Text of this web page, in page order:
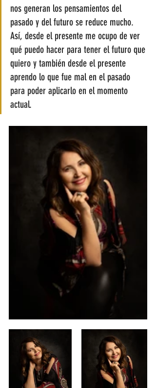
nos generan los pensamientos del
pasado y del futuro se reduce mucho.
Así, desde el presente me ocupo de ver
qué puedo hacer para tener el futuro que
quiero y también desde el presente
aprendo lo que fue mal en el pasado
para poder aplicarlo en el momento
actual.